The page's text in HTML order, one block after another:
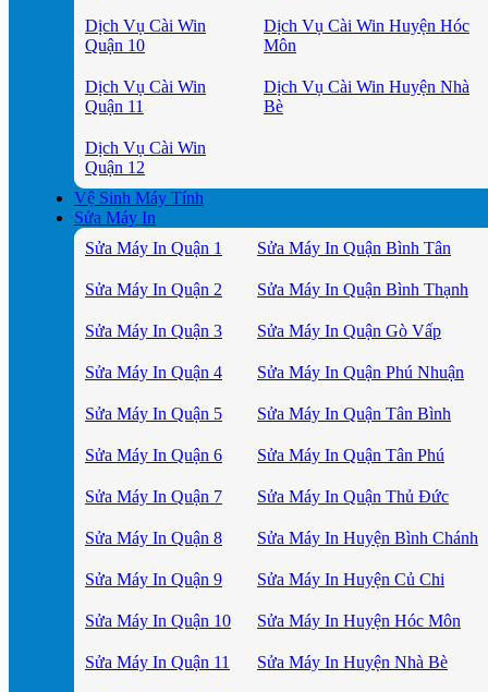
Dịch Vụ Cài Win
Quận 10
Dịch Vụ Cài Win Huyện Hóc
Môn
Dịch Vụ Cài Win
Quận 11
Dịch Vụ Cài Win Huyện Nhà
Bè
Dịch Vụ Cài Win
Quận 12
Vệ Sinh Máy Tính
Sửa Máy In
Sửa Máy In Quận 1
Sửa Máy In Quận Bình Tân
Sửa Máy In Quận 2 Sửa Máy In Quận Bình Thạnh
Sửa Máy In Quận 3 Sửa Máy In Quận Gò Vấp
Sửa Máy In Quận 4 Sửa Máy In Quận Phú Nhuận
Sửa Máy In Quận 5 Sửa Máy In Quận Tân Bình
Sửa Máy In Quận 6 Sửa Máy In Quận Tân Phú
Sửa Máy In Quận 7 Sửa Máy In Quận Thủ Đức
Sửa Máy In Quận 8 Sửa Máy In Huyện Bình Chánh
Sửa Máy In Quận 9 Sửa Máy In Huyện Củ Chi
Sửa Máy In Quận 10 Sửa Máy In Huyện Hóc Môn
Sửa Máy In Quận 11 Sửa Máy In Huyện Nhà Bè